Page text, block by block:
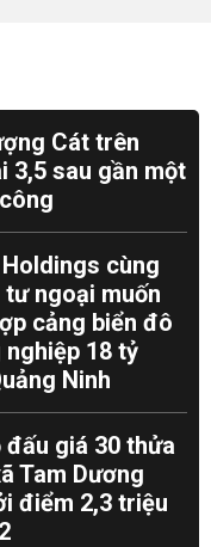
Cát trên
3,5 sau gần một
cùng
tư ngoại muốn
cảng biển đô
18 tỷ
Ninh
đấu giá 30 thửa
Tam Dương
điểm 2,3 triệu